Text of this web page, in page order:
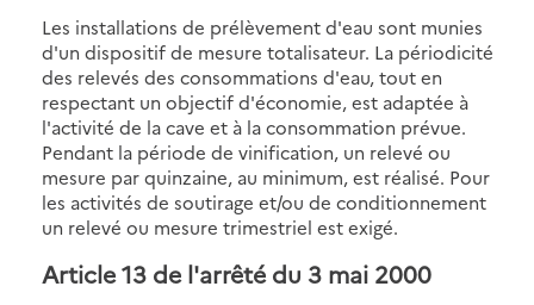
Les installations de prélèvement d'eau sont munies
d'un dispositif de mesure totalisateur. La périodicité
des relevés des consommations d'eau, tout en
respectant un objectif d'économie, est adaptée à
l'activité de la cave et à la consommation prévue.
Pendant la période de vinification, un relevé ou
mesure par quinzaine, au minimum, est réalisé. Pour
les activités de soutirage et/ou de conditionnement
un relevé ou mesure trimestriel est exigé.
Article 13 de l'arrêté du 3 mai 2000